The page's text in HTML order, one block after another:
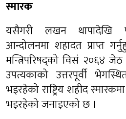
स्मारक
यसैगरी लखन थापादेखि
आन्दोलनमा शहादत प्राप्त
मन्त्रिपरिषद्को विसं २०६४
उपत्यकाको उत्तरपूर्वी
भइरहेको राष्ट्रिय शहीद
भइरहेको जनाइएको छ ।